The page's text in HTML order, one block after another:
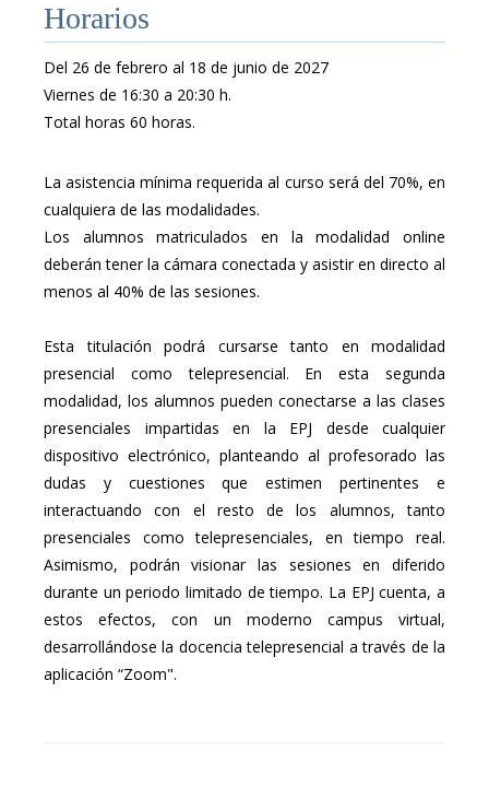
Horarios
Del 26 de febrero al 18 de junio de 2027
Viernes de 16:30 a 20:30 h.
Total horas 60 horas.
La asistencia mínima requerida al curso será del 70%, en
cualquiera de las modalidades.
Los alumnos matriculados en la modalidad online
deberán tener la cámara conectada y asistir en directo al
menos al 40% de las sesiones.
Esta titulación podrá cursarse tanto en modalidad
presencial como telepresencial. En esta segunda
modalidad, los alumnos pueden conectarse a las clases
presenciales impartidas en la EPJ desde cualquier
dispositivo electrónico, planteando al profesorado las
dudas y cuestiones que estimen pertinentes e
interactuando con el resto de los alumnos, tanto
presenciales como telepresenciales, en tiempo real.
Asimismo, podrán visionar las sesiones en diferido
durante un periodo limitado de tiempo. La EPJ cuenta, a
estos efectos, con un moderno campus virtual,
desarrollándose la docencia telepresencial a través de la
aplicación “Zoom".